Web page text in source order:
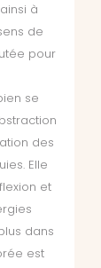
à
de
pour
se
des
Elle
et
dans
est